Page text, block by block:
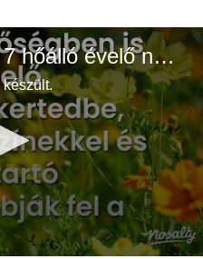
Júliusban ültesd el: 7 hőálló évelő növény a színes és buja kertért